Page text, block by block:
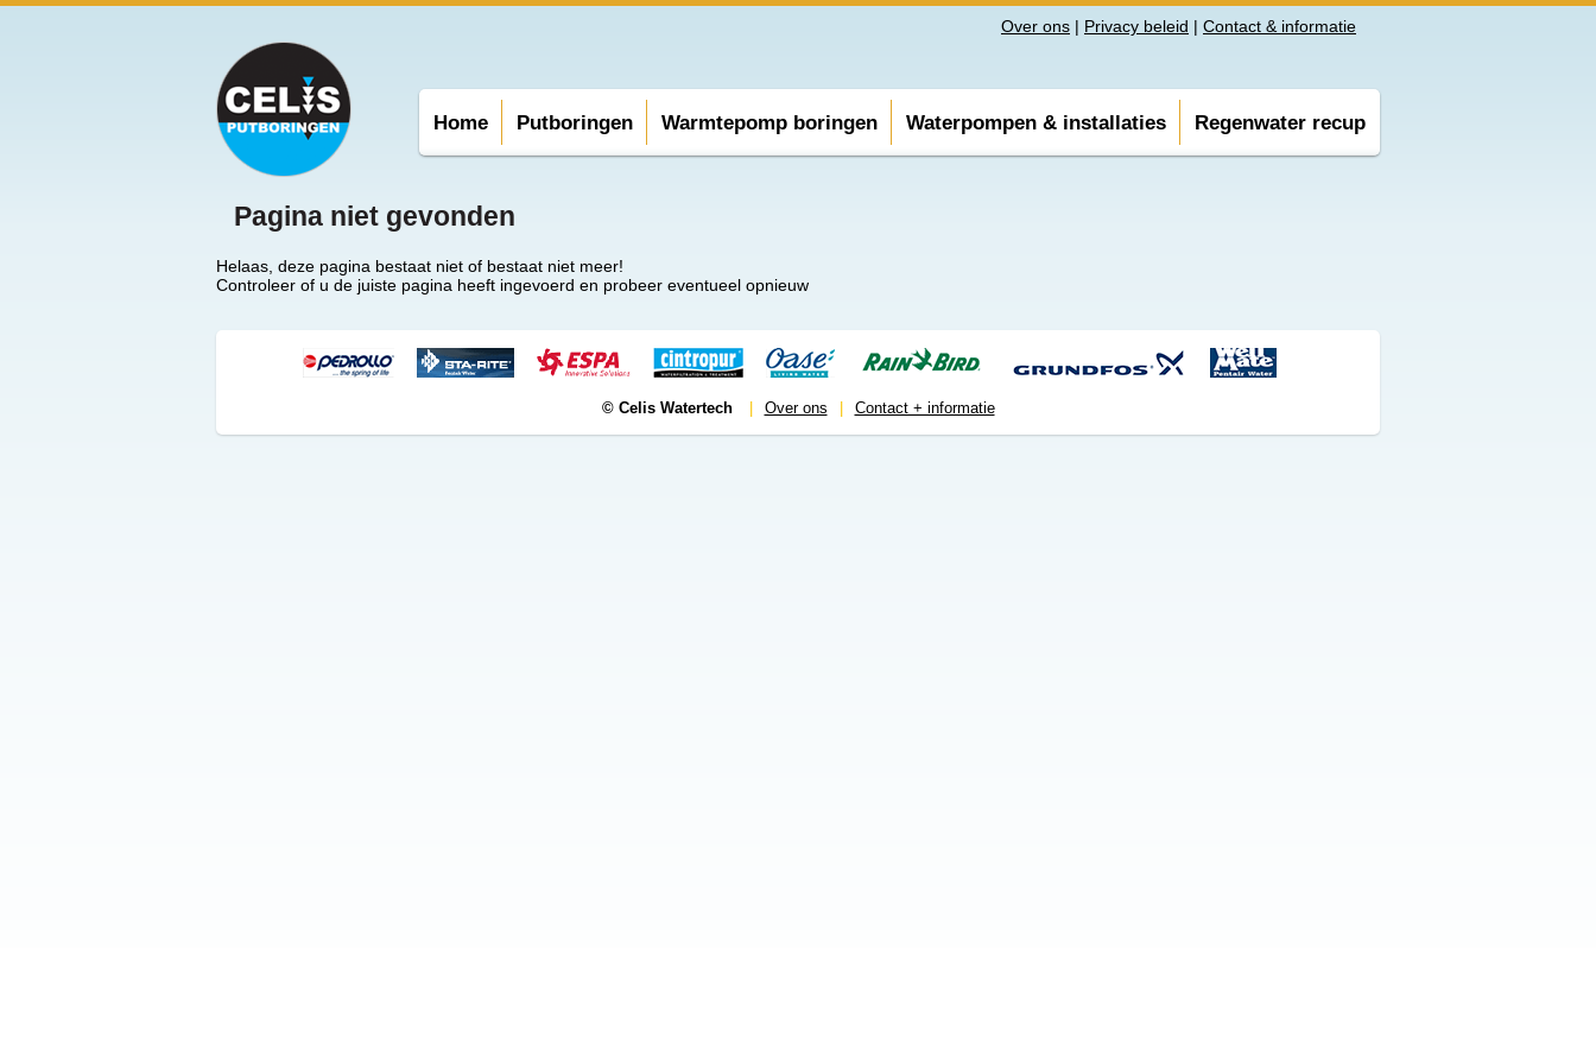
Over ons | Privacy beleid | Contact & informatie
Home Putboringen Warmtepomp boringen Waterpompen & installaties Regenwater recup
Pagina niet gevonden
Helaas, deze pagina bestaat niet of bestaat niet meer!
Controleer of u de juiste pagina heeft ingevoerd en probeer eventueel opnieuw
© Celis Watertech Over ons Contact + informatie